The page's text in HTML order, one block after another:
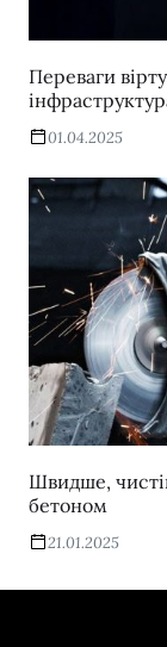
Переваги
01.04.2025
Швидше,
бетоном
21.01.2025